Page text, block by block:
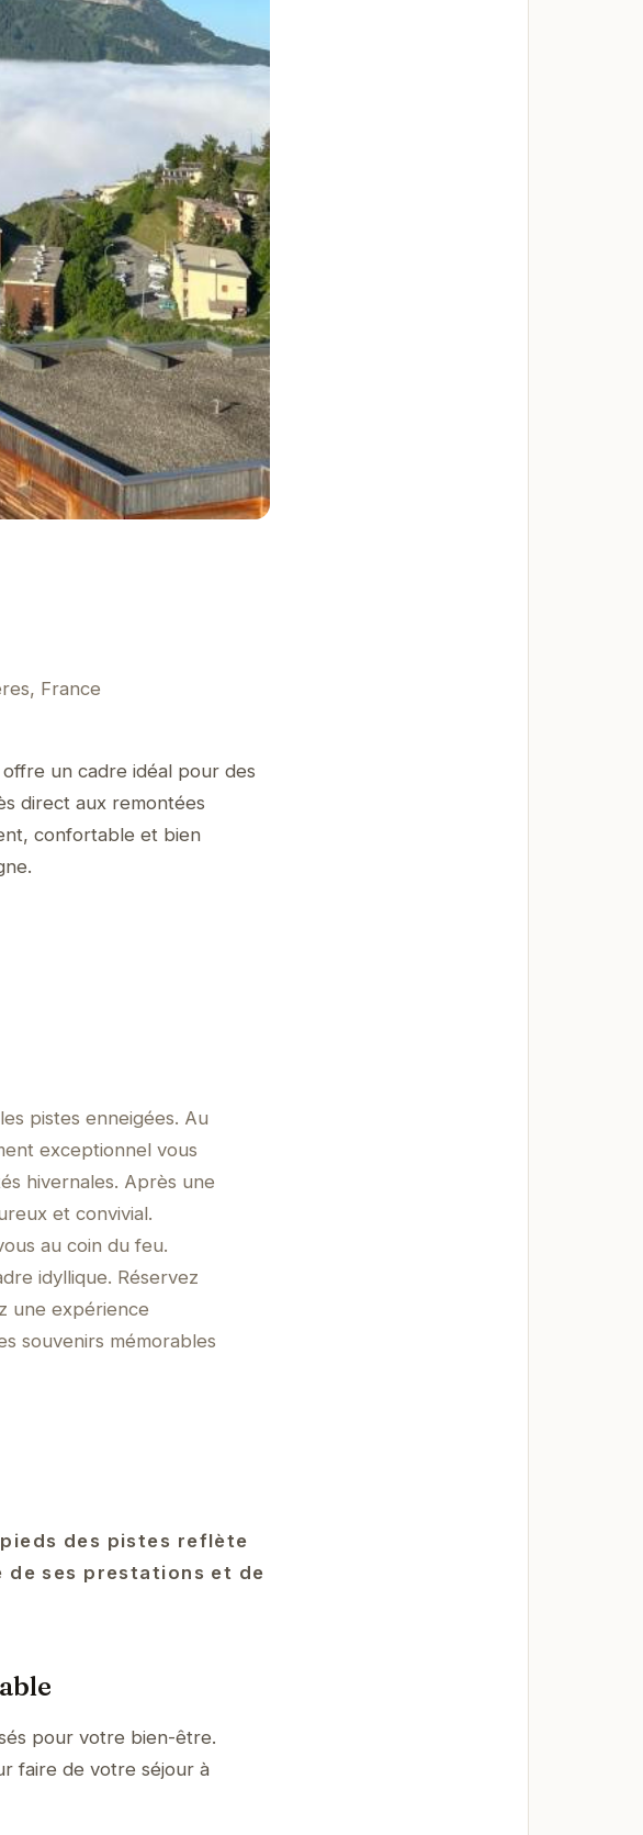
France
un cadre idéal pour des
direct aux remontées
confortable et bien
pistes enneigées. Au
exceptionnel vous
hivernales. Après une
et convivial.
au coin du feu.
idyllique. Réservez
une expérience
souvenirs mémorables
des pistes reflète
ses prestations et de
pour votre bien-être.
faire de votre séjour à